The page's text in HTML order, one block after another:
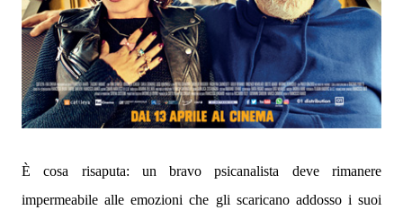
È cosa risaputa: un bravo psicanalista deve rimanere
impermeabile alle emozioni che gli scaricano addosso i suoi